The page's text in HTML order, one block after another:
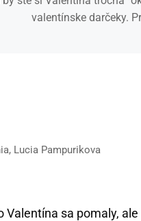
valentínske darčeky.
Lucia Pampurikova
Valentína sa pomaly,